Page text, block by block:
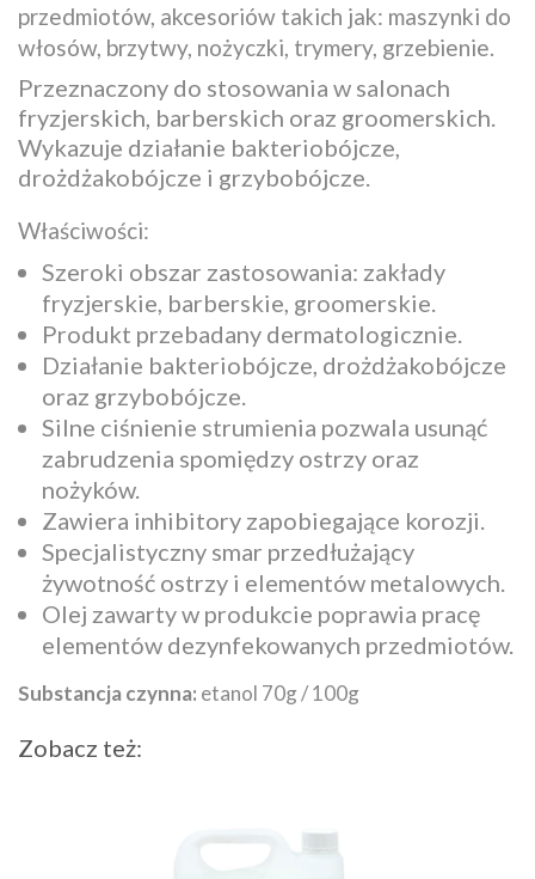
przedmiotów, akcesoriów takich jak: maszynki do
włosów, brzytwy, nożyczki, trymery, grzebienie.
Przeznaczony do stosowania w salonach
fryzjerskich, barberskich oraz groomerskich.
Wykazuje działanie bakteriobójcze,
drożdżakobójcze i grzybobójcze.
Właściwości:
Szeroki obszar zastosowania: zakłady
fryzjerskie, barberskie, groomerskie.
Produkt przebadany dermatologicznie.
Działanie bakteriobójcze, drożdżakobójcze
oraz grzybobójcze.
Silne ciśnienie strumienia pozwala usunąć
zabrudzenia spomiędzy ostrzy oraz
nożyków.
Zawiera inhibitory zapobiegające korozji.
Specjalistyczny smar przedłużający
żywotność ostrzy i elementów metalowych.
Olej zawarty w produkcie poprawia pracę
elementów dezynfekowanych przedmiotów.
Substancja czynna: etanol 70g / 100g
Zobacz też: